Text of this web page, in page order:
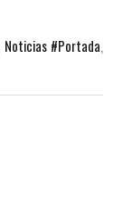
Noticias #Portada,